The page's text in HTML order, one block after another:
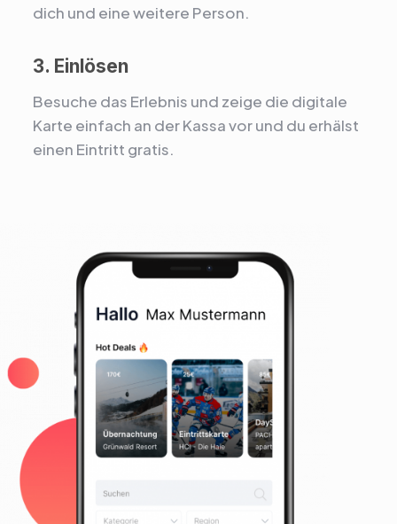
dich und eine weitere Person.
3. Einlösen
Besuche das Erlebnis und zeige die digitale
Karte einfach an der Kassa vor und du erhälst
einen Eintritt gratis.